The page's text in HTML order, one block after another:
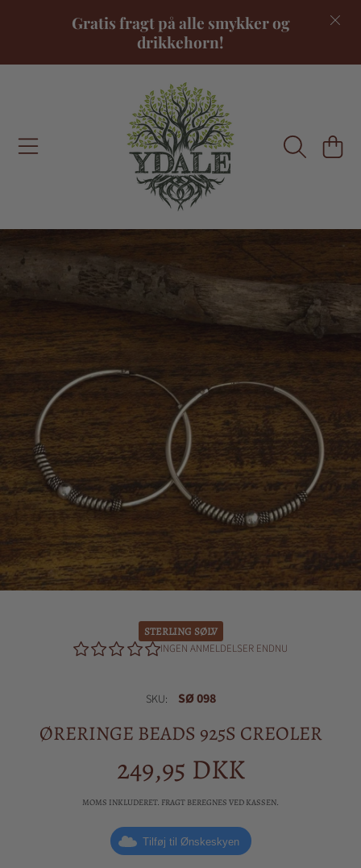
FORTSÆT TIL INDHOLD
Gratis fragt på alle smykker og
drikkehorn!
STERLING SØLV
INGEN ANMELDELSER ENDNU
SKU: SØ 098
ØRERINGE BEADS 925S CREOLER
Almindelig
pris
249,95 DKK
MOMS INKLUDERET. FRAGT BEREGNES VED KASSEN.
Tilføj til Ønskeskyen